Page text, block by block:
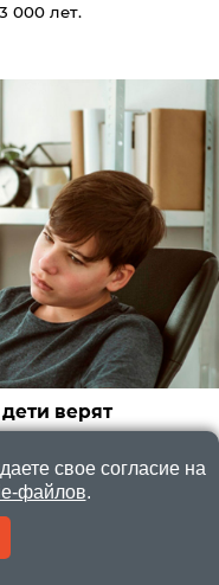
000 лет.
верят
верить в интернете,
свое согласие на
файлов.